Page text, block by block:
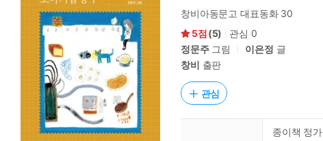
창비아동문고 대표동화 30
5
(5) 관심 0
정문주그림 이은정 글
창비 출판
관심
종이책 정가